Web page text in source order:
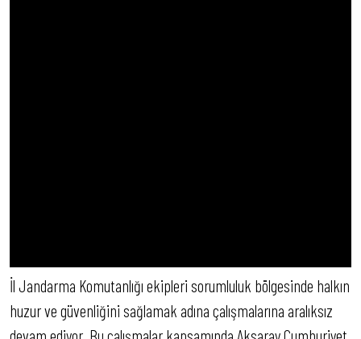
İl Jandarma Komutanlığı ekipleri sorumluluk bölgesinde halkın
huzur ve güvenliğini sağlamak adına çalışmalarına aralıksız